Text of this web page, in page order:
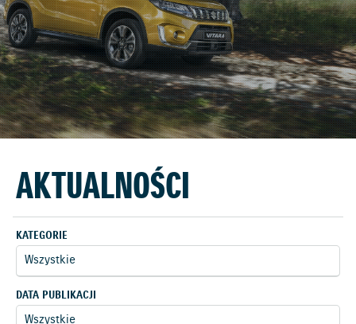
AKTUALNOŚCI
KATEGORIE
DATA PUBLIKACJI